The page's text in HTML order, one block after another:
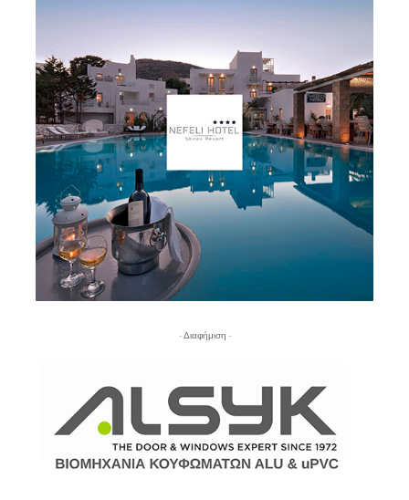
- Διαφήμιση -